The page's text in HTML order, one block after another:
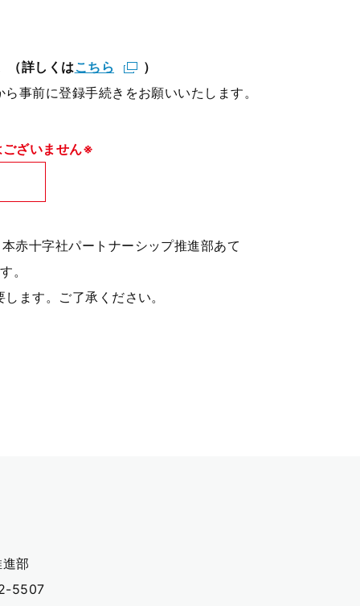
（詳しくはこちら
）
事前に登録手続きをお願いいたします。
ざいません※
十字社パートナーシップ推進部あて
。
ます。ご了承ください。
部
5507